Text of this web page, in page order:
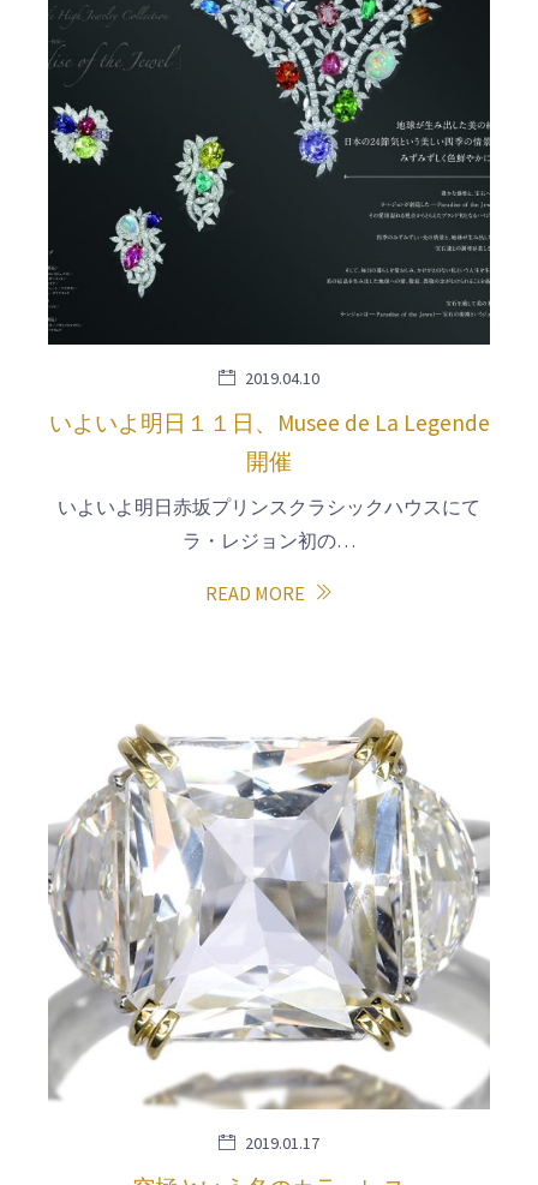
2019.04.10
いよいよ明日１１日、Musee de La Legende
開催
いよいよ明日赤坂プリンスクラシックハウスにて
ラ・レジョン初の…
READ MORE
2019.01.17